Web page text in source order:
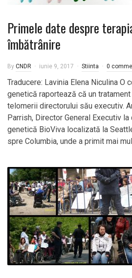
Primele date despre
îmbătrânire
By CNDR iunie 9, 2017 Stiinta 0
Traducere: Lavinia Elena Niculina O
genetică raportează că un
telomerii directorului său executiv.
Parrish, Director General Executiv
genetică BioViva localizată la
spre Columbia, unde a primit mai